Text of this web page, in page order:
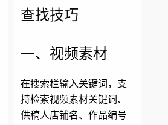
查找技巧
一、视频素材
在搜索栏输入关键词，支
持检索视频素材关键词、
供稿人店铺名、作品编号